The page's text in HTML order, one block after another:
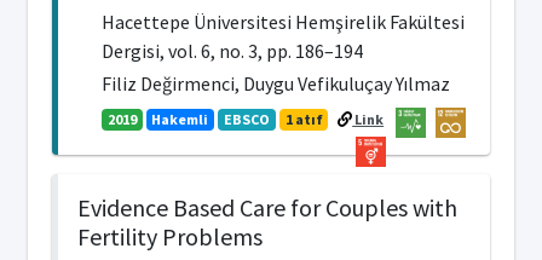
Hacettepe Üniversitesi Hemşirelik Fakültesi
Dergisi, vol. 6, no. 3, pp. 186–194
Filiz Değirmenci, Duygu Vefikuluçay Yılmaz
2019 Hakemli EBSCO 1 atıf Link
Evidence Based Care for Couples with
Fertility Problems